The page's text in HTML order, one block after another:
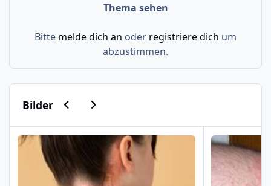
Thema sehen
Bitte melde dich an oder registriere dich um
abzustimmen.
BilderVorherige Karussell-Folie
Nächste Karussell-Folie
Psoriasis am Haaransatz und an der Hand